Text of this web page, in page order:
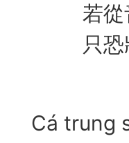
若
只
Cá trung